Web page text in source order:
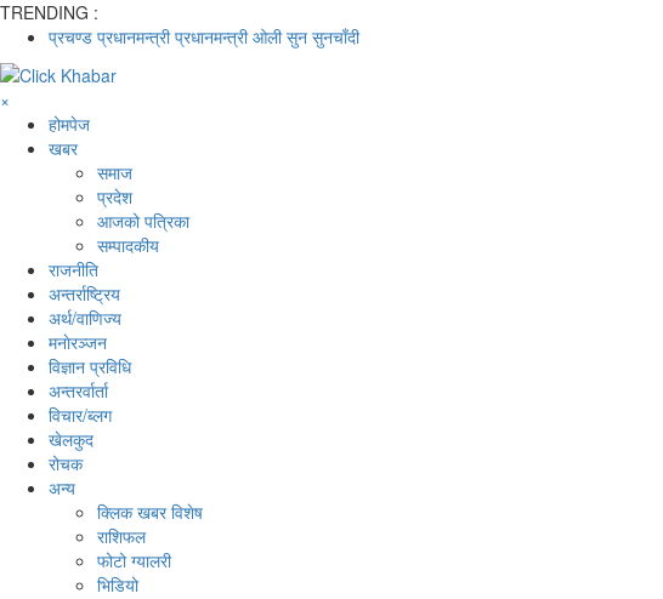
TRENDING :
प्रचण्ड प्रधानमन्त्री प्रधानमन्त्री ओली सुन सुनचाँदी
×
होमपेज
खबर
समाज
प्रदेश
आजको पत्रिका
सम्पादकीय
राजनीति
अन्तर्राष्ट्रिय
अर्थ/वाणिज्य
मनाेरञ्जन
विज्ञान प्रविधि
अन्तरर्वार्ता
विचार/ब्लग
खेलकुद
रोचक
अन्य
क्लिक खबर विशेष
राशिफल
फोटो ग्यालरी
भिडियो